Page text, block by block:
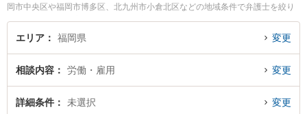
岡市中央区や福岡市博多区、北九州市小倉北区などの地域条件で弁護士を絞り
込めます。不当解雇や退職勧奨、内定取消等の細かな分野での絞り込み検索も
でき便利です。特に椿原法律事務所の椿原 剛弁護士や大前・高嶺法律事務所の
労働・雇用のトラブルを今すぐに弁護士に相談したい』『労働・雇用のトラブ
ル解決の実績豊富な近くの弁護士を検索したい』『初回相談無料で労働・雇用
を法律相談できる福岡県内の弁護士に相談予約したい』などでお困りの相談者
エリア 福岡県 変更
相談内容 労働・雇用 変更
詳細条件 未選択 変更